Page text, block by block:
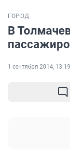
ГОРОД
В
1 сентября 2014, 13:19